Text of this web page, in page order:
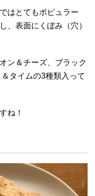
はとてもポピュラー
、表面にくぼみ（穴）
ン＆チーズ、ブラック
タイムの3種類入って
ね！